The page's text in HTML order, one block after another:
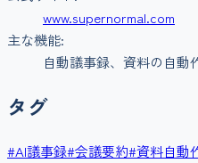
www.supernormal.com
主な機能:
自動議事録、資料の自動
タグ
#AI議事録#会議要約#資料自動